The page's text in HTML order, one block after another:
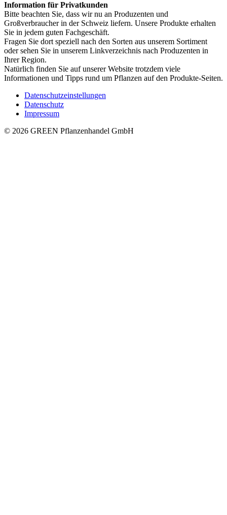
Information für Privatkunden
Bitte beachten Sie, dass wir nu an Produzenten und
Großverbraucher in der Schweiz liefern. Unsere Produkte erhalten
Sie in jedem guten Fachgeschäft.
Fragen Sie dort speziell nach den Sorten aus unserem Sortiment
oder sehen Sie in unserem Linkverzeichnis nach Produzenten in
Ihrer Region.
Natürlich finden Sie auf unserer Website trotzdem viele
Informationen und Tipps rund um Pflanzen auf den Produkte-Seiten.
Datenschutzeinstellungen
Datenschutz
Impressum
© 2026 GREEN Pflanzenhandel GmbH